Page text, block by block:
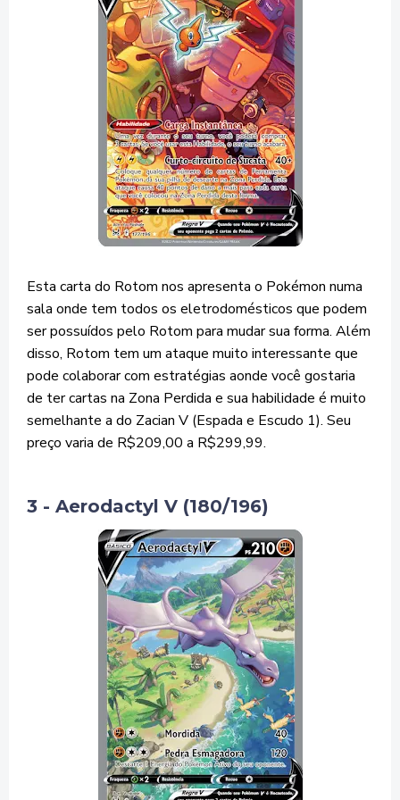
Esta carta do Rotom nos apresenta o Pokémon numa
sala onde tem todos os eletrodomésticos que podem
ser possuídos pelo Rotom para mudar sua forma. Além
disso, Rotom tem um ataque muito interessante que
pode colaborar com estratégias aonde você gostaria
de ter cartas na Zona Perdida e sua habilidade é muito
semelhante a do Zacian V (Espada e Escudo 1). Seu
preço varia de R$209,00 a R$299,99.
3 - Aerodactyl V (180/196)